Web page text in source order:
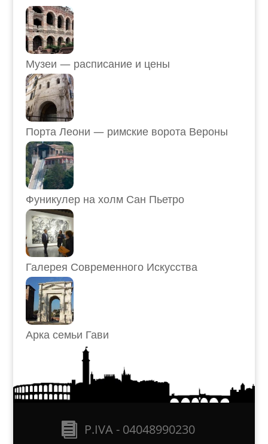
Музеи — расписание и цены
Порта Леони — римские ворота Вероны
Фуникулер на холм Сан Пьетро
Галерея Современного Искусства
Арка семьи Гави
P.IVA - 04048990230